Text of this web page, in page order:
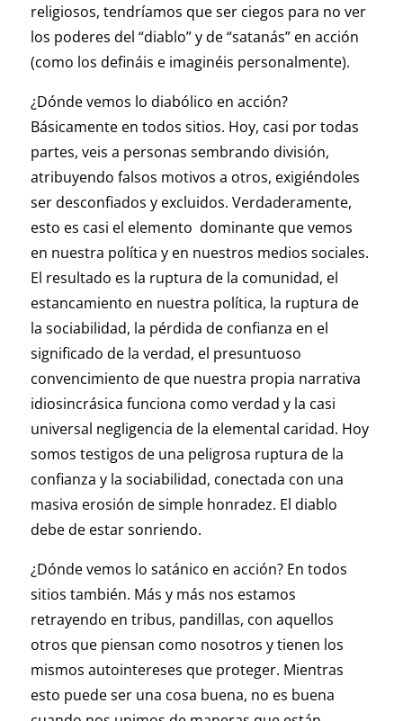
religiosos, tendríamos que ser ciegos para no ver
los poderes del “diablo” y de “satanás” en acción
(como los defináis e imaginéis personalmente).
¿Dónde vemos lo diabólico en acción?
Básicamente en todos sitios. Hoy, casi por todas
partes, veis a personas sembrando división,
atribuyendo falsos motivos a otros, exigiéndoles
ser desconfiados y excluidos. Verdaderamente,
esto es casi el elemento dominante que vemos
en nuestra política y en nuestros medios sociales.
El resultado es la ruptura de la comunidad, el
estancamiento en nuestra política, la ruptura de
la sociabilidad, la pérdida de confianza en el
significado de la verdad, el presuntuoso
convencimiento de que nuestra propia narrativa
idiosincrásica funciona como verdad y la casi
universal negligencia de la elemental caridad. Hoy
somos testigos de una peligrosa ruptura de la
confianza y la sociabilidad, conectada con una
masiva erosión de simple honradez. El diablo
debe de estar sonriendo.
¿Dónde vemos lo satánico en acción? En todos
sitios también. Más y más nos estamos
retrayendo en tribus, pandillas, con aquellos
otros que piensan como nosotros y tienen los
mismos autointereses que proteger. Mientras
esto puede ser una cosa buena, no es buena